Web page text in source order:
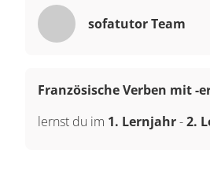
sofatutor Team
Französische Verben mit -
lernst du im 1. Lernjahr-2.